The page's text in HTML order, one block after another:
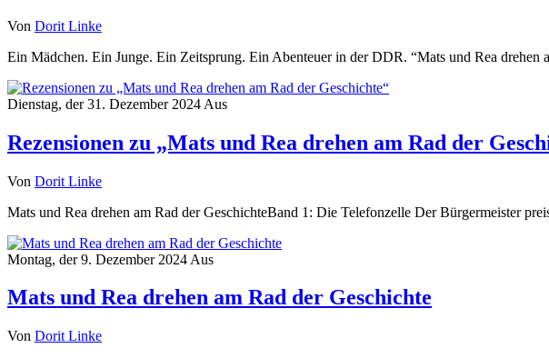
Von Dorit Linke
Ein Mädchen. Ein Junge. Ein Zeitsprung. Ein Abenteuer in der DDR. “Mats und Rea
Dienstag, der 31. Dezember 2024 Aus
Rezensionen zu „Mats und Rea drehen am Rad der
Von Dorit Linke
Mats und Rea drehen am Rad der GeschichteBand 1: Die Telefonzelle Der Bürgermeister
Montag, der 9. Dezember 2024 Aus
Mats und Rea drehen am Rad der Geschichte
Von Dorit Linke